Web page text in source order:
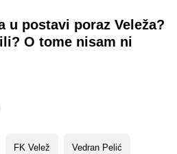
u postavi poraz Veleža?
O tome nisam ni
FK Velež Vedran Pelić